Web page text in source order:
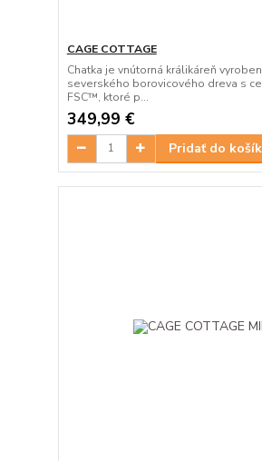
CAGE COTTAGE
Chatka je vnútorná králikáreň
severského borovicového dreva s
FSC™, ktoré p...
349,99 €
Pridať do